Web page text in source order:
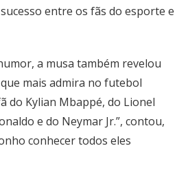
entre os fãs do esporte e
a musa também revelou
mais admira no futebol
do Kylian Mbappé, do Lionel
e do Neymar Jr.”, contou,
conhecer todos eles